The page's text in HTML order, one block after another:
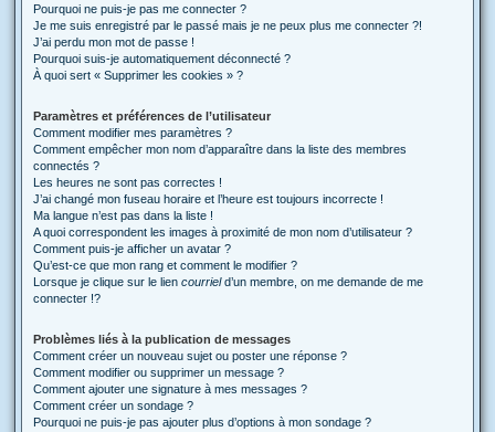
Pourquoi ne puis-je pas me connecter ?
Je me suis enregistré par le passé mais je ne peux plus me connecter ?!
J’ai perdu mon mot de passe !
Pourquoi suis-je automatiquement déconnecté ?
À quoi sert « Supprimer les cookies » ?
Paramètres et préférences de l’utilisateur
Comment modifier mes paramètres ?
Comment empêcher mon nom d’apparaître dans la liste des membres
connectés ?
Les heures ne sont pas correctes !
J’ai changé mon fuseau horaire et l’heure est toujours incorrecte !
Ma langue n’est pas dans la liste !
A quoi correspondent les images à proximité de mon nom d’utilisateur ?
Comment puis-je afficher un avatar ?
Qu’est-ce que mon rang et comment le modifier ?
Lorsque je clique sur le lien courrield’un membre, on me demande de me
connecter !?
Problèmes liés à la publication de messages
Comment créer un nouveau sujet ou poster une réponse ?
Comment modifier ou supprimer un message ?
Comment ajouter une signature à mes messages ?
Comment créer un sondage ?
Pourquoi ne puis-je pas ajouter plus d’options à mon sondage ?